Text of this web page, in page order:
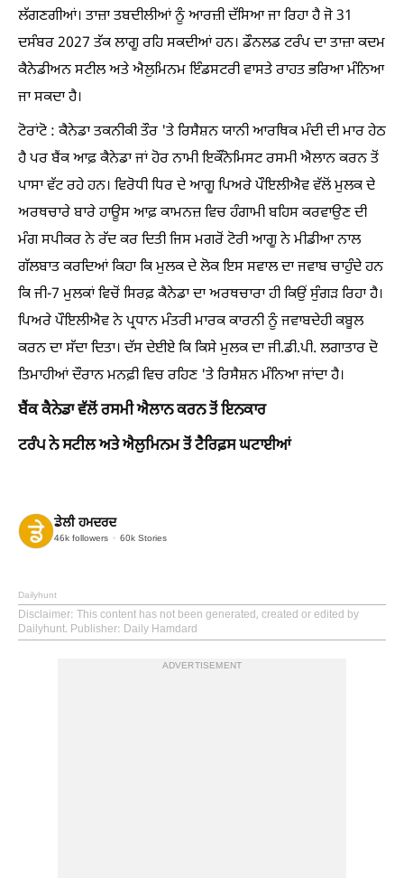
ਲੱਗਣਗੀਆਂ। ਤਾਜ਼ਾ ਤਬਦੀਲੀਆਂ ਨੂੰ ਆਰਜ਼ੀ ਦੱਸਿਆ ਜਾ ਰਿਹਾ ਹੈ ਜੋ 31
ਦਸੰਬਰ 2027 ਤੱਕ ਲਾਗੂ ਰਹਿ ਸਕਦੀਆਂ ਹਨ। ਡੌਨਲਡ ਟਰੰਪ ਦਾ ਤਾਜ਼ਾ ਕਦਮ
ਕੈਨੇਡੀਅਨ ਸਟੀਲ ਅਤੇ ਐਲੁਮਿਨਮ ਇੰਡਸਟਰੀ ਵਾਸਤੇ ਰਾਹਤ ਭਰਿਆ ਮੰਨਿਆ
ਜਾ ਸਕਦਾ ਹੈ।
ਟੋਰਾਂਟੋ : ਕੈਨੇਡਾ ਤਕਨੀਕੀ ਤੌਰ 'ਤੇ ਰਿਸੈਸ਼ਨ ਯਾਨੀ ਆਰਥਿਕ ਮੰਦੀ ਦੀ ਮਾਰ ਹੇਠ
ਹੈ ਪਰ ਬੈਂਕ ਆਫ਼ ਕੈਨੇਡਾ ਜਾਂ ਹੋਰ ਨਾਮੀ ਇਕੌਨੋਮਿਸਟ ਰਸਮੀ ਐਲਾਨ ਕਰਨ ਤੋਂ
ਪਾਸਾ ਵੱਟ ਰਹੇ ਹਨ। ਵਿਰੋਧੀ ਧਿਰ ਦੇ ਆਗੂ ਪਿਅਰੇ ਪੌਇਲੀਐਵ ਵੱਲੋਂ ਮੁਲਕ ਦੇ
ਅਰਥਚਾਰੇ ਬਾਰੇ ਹਾਊਸ ਆਫ਼ ਕਾਮਨਜ਼ ਵਿਚ ਹੰਗਾਮੀ ਬਹਿਸ ਕਰਵਾਉਣ ਦੀ
ਮੰਗ ਸਪੀਕਰ ਨੇ ਰੱਦ ਕਰ ਦਿਤੀ ਜਿਸ ਮਗਰੋਂ ਟੋਰੀ ਆਗੂ ਨੇ ਮੀਡੀਆ ਨਾਲ
ਗੱਲਬਾਤ ਕਰਦਿਆਂ ਕਿਹਾ ਕਿ ਮੁਲਕ ਦੇ ਲੋਕ ਇਸ ਸਵਾਲ ਦਾ ਜਵਾਬ ਚਾਹੁੰਦੇ ਹਨ
ਕਿ ਜੀ-7 ਮੁਲਕਾਂ ਵਿਚੋਂ ਸਿਰਫ਼ ਕੈਨੇਡਾ ਦਾ ਅਰਥਚਾਰਾ ਹੀ ਕਿਉਂ ਸੁੰਗੜ ਰਿਹਾ ਹੈ।
ਪਿਅਰੇ ਪੌਇਲੀਐਵ ਨੇ ਪ੍ਰਧਾਨ ਮੰਤਰੀ ਮਾਰਕ ਕਾਰਨੀ ਨੂੰ ਜਵਾਬਦੇਹੀ ਕਬੂਲ
ਕਰਨ ਦਾ ਸੱਦਾ ਦਿਤਾ। ਦੱਸ ਦੇਈਏ ਕਿ ਕਿਸੇ ਮੁਲਕ ਦਾ ਜੀ.ਡੀ.ਪੀ. ਲਗਾਤਾਰ ਦੋ
ਤਿਮਾਹੀਆਂ ਦੌਰਾਨ ਮਨਫ਼ੀ ਵਿਚ ਰਹਿਣ 'ਤੇ ਰਿਸੈਸ਼ਨ ਮੰਨਿਆ ਜਾਂਦਾ ਹੈ।
ਬੈਂਕ ਕੈਨੇਡਾ ਵੱਲੋਂ ਰਸਮੀ ਐਲਾਨ ਕਰਨ ਤੋਂ ਇਨਕਾਰ
ਟਰੰਪ ਨੇ ਸਟੀਲ ਅਤੇ ਐਲੁਮਿਨਮ ਤੋਂ ਟੈਰਿਫ਼ਸ ਘਟਾਈਆਂ
ਡੇਲੀ ਹਮਦਰਦ
46k followers 60k Stories
Dailyhunt
Disclaimer: This content has not been generated, created or edited by
Dailyhunt. Publisher: Daily Hamdard
ADVERTISEMENT